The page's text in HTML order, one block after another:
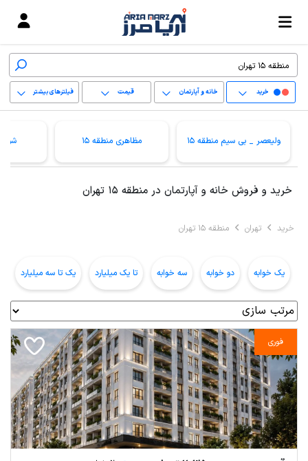
خرید خانه و آپارتمان قیمت فیلترهای بیشتر
ولیعصر _ بی سیم منطقه 15 مظاهری منطقه 15 شوش
خرید و فروش خانه و آپارتمان در منطقه 15 تهران
خرید تهران منطقه 15 تهران
یک خوابه دو خوابه سه خوابه تا یک میلیارد یک تا سه میلیارد
فوری